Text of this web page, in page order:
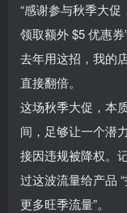
“感谢参与秋季大
领取额外 $5 优惠券
去年用这招，我的
直接翻倍。
这场秋季大促，本
间，足够让一个潜
接因违规被降权。
过这波流量给产品
更多旺季流量”。